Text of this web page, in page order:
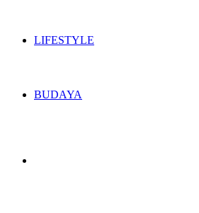
LIFESTYLE
BUDAYA